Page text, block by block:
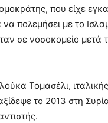
που είχε
να πολεμήσει με το
σε νοσοκομείο μετά
Τομασέλι,
το 2013 στη